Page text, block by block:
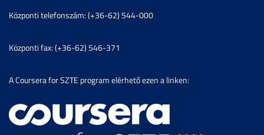
Központi telefonszám: (+36-62) 544-000
Központi fax: (+36-62) 546-371
A Coursera for SZTE program elérhető ezen a linken: